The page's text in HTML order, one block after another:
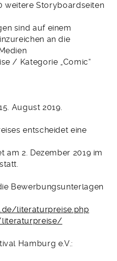
weitere Storyboardseiten
sind auf einem
an die
/ Kategorie „Comic“
August 2019.
entscheidet eine
am 2. Dezember 2019 im
Bewerbungsunterlagen
literaturpreise.php
Hamburg e.V.: